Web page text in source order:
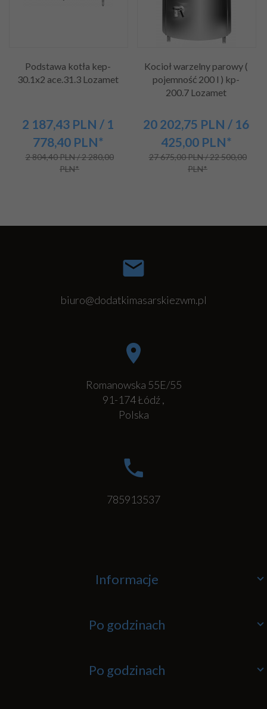
Podstawa kotła kep-
30.1x2 ace.31.3 Lozamet
2 187,43 PLN / 1
778,40 PLN*
2 804,40 PLN / 2 280,00
PLN*
Kocioł warzelny parowy (
pojemność 200 l ) kp-
200.7 Lozamet
20 202,75 PLN / 16
425,00 PLN*
27 675,00 PLN / 22 500,00
PLN*
biuro@dodatkimasarskiezwm.pl
Romanowska 55E/55
91-174Łódź,
Polska
785913537
Informacje
Po godzinach
Po godzinach